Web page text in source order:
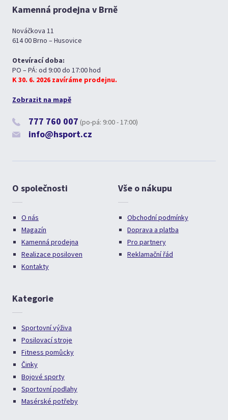
Kamenná prodejna v Brně
Nováčkova 11
614 00 Brno – Husovice
Otevírací doba:
PO – PÁ: od 9:00 do 17:00 hod
K 30. 6. 2026 zavíráme prodejnu.
Zobrazit na mapě
777 760 007 (po-pá: 9:00 - 17:00)
info@hsport.cz
O společnosti
O nás
Magazín
Kamenná prodejna
Realizace posiloven
Kontakty
Vše o nákupu
Obchodní podmínky
Doprava a platba
Pro partnery
Reklamační řád
Kategorie
Sportovní výživa
Posilovací stroje
Fitness pomůcky
Činky
Bojové sporty
Sportovní podlahy
Masérské potřeby